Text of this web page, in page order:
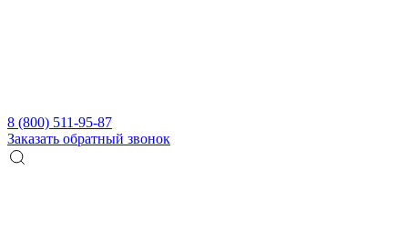
8 (800) 511-95-87
Заказать обратный звонок